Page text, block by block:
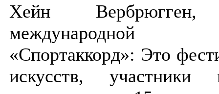
Хейн Вербрюгген,
международной
«Спортаккорд»: Это
искусств, участники